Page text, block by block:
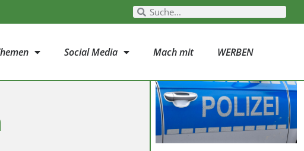
Social Media Mach mit WERBEN